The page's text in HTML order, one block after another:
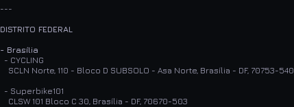
---
DISTRITO FEDERAL
- Brasília
- CYCLING
SCLN Norte, 110 - Bloco D SUBSOLO - Asa Norte, Brasília - DF, 70753-540
- Superbike101
CLSW 101 Bloco C 30, Brasília - DF, 70670-503